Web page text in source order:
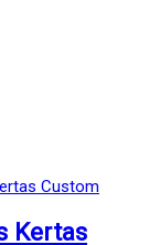
Custom
Kertas